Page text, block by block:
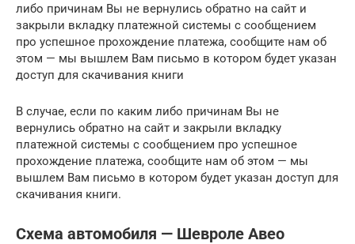
либо причинам Вы не вернулись обратно на сайт и
закрыли вкладку платежной системы с сообщением
про успешное прохождение платежа, сообщите нам об
этом — мы вышлем Вам письмо в котором будет указан
доступ для скачивания книги
В случае, если по каким либо причинам Вы не
вернулись обратно на сайт и закрыли вкладку
платежной системы с сообщением про успешное
прохождение платежа, сообщите нам об этом — мы
вышлем Вам письмо в котором будет указан доступ для
скачивания книги.
Схема автомобиля — Шевроле Авео